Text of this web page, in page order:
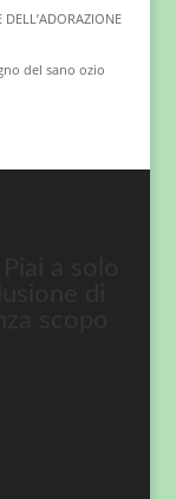
del sano ozio